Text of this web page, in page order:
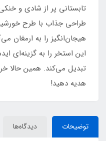
تابستانی پر از شادی و
طراحی جذاب با طرح
هیجان‌انگیز را به ارمغان
این استخر را به گزینه‌ای
تبدیل می‌کند. همین حالا
هدیه دهید!
توضیحات دیدگاه‌ها